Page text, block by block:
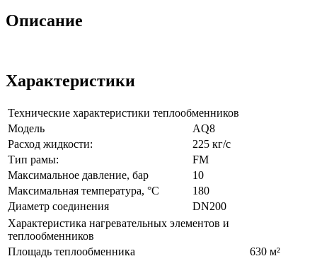
Описание
Характеристики
Технические характеристики теплообменников
Модель
AQ8
Расход жидкости:
225 кг/с
Тип рамы:
FM
Максимальное давление, бар
10
Максимальная температура, °C
180
Диаметр соединения
DN200
Характеристика нагревательных элементов и
теплообменников
Площадь теплообменника
630 м²